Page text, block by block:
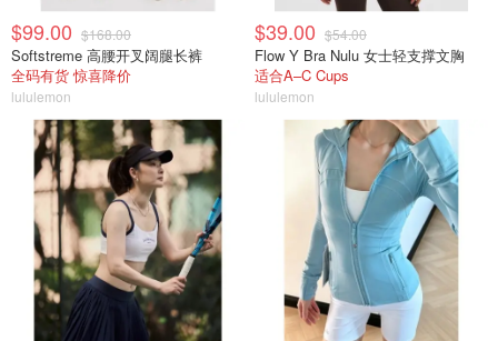
$99.00 $168.00
Softstreme 高腰开叉阔腿长裤
全码有货 惊喜降价
lululemon
$39.00 $54.00
Flow Y Bra Nulu 女士轻支撑文胸
适合A–C Cups
lululemon